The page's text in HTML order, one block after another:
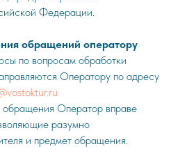
Федерации.
обращений оператору
по вопросам обработки
Оператору по адресу
Оператор вправе
разумно
и предмет обращения.